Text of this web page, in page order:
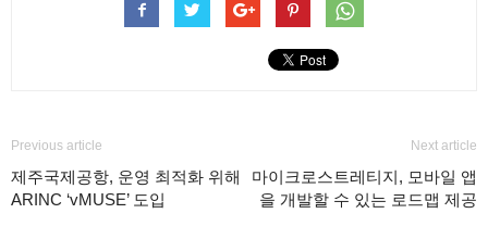
Previous article
제주국제공항, 운영 최적화 위해
ARINC ‘vMUSE’ 도입
Next article
마이크로스트레티지, 모바일 앱
을 개발할 수 있는 로드맵 제공